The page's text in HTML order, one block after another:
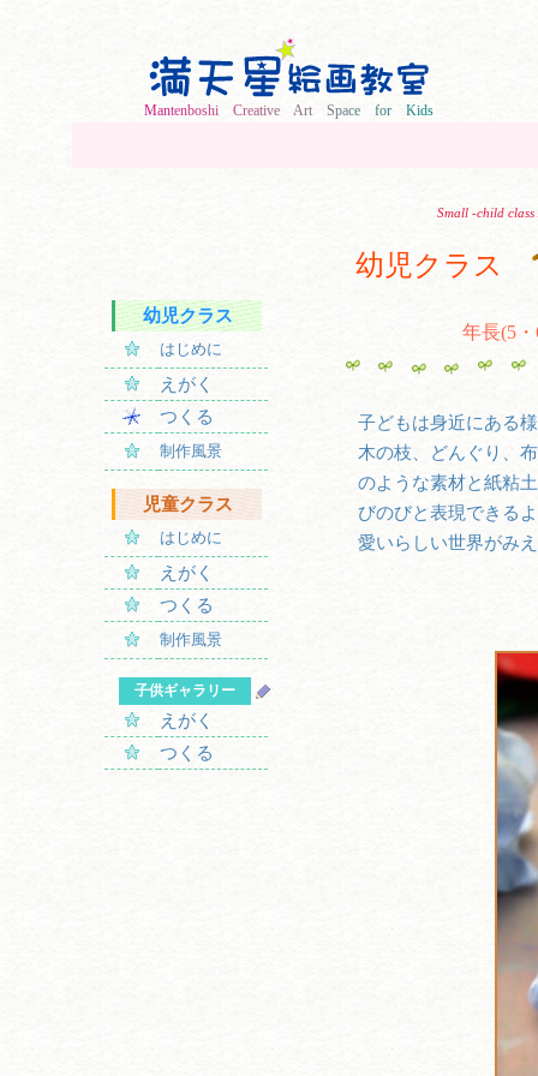
Mantenboshi Creative Art Space for Kids
幼児クラス
はじめに
えがく
つくる
制作風景
児童クラス
はじめに
えがく
つくる
制作風景
子供ギャラリー
えがく
つくる
Small -child
幼児クラス
年長(5
子どもは身近にある
木の枝、どんぐり、
のような素材と紙粘
びのびと表現できる
愛いらしい世界がみ